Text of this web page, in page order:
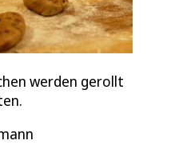
werden gerollt